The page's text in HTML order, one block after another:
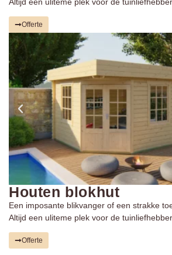
Offerte
Houten blokhut
Een imposante blikvanger of een strakke
Altijd een uliteme plek voor de
Offerte